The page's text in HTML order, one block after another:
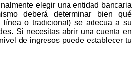
elegir una entidad bancaria
deberá determinar bien qué
línea o tradicional) se adecua a su
Si necesitas abrir una cuenta en
de ingresos puede establecer tu